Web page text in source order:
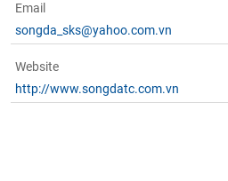
Email
songda_sks@yahoo.com.vn
Website
http://www.songdatc.com.vn